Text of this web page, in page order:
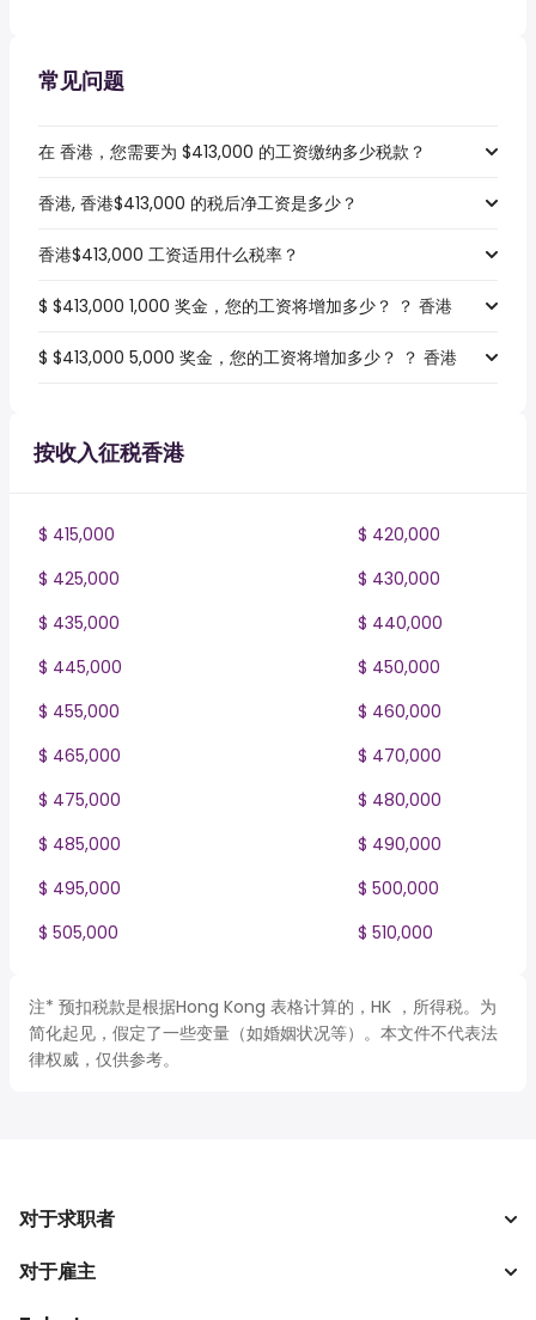
常见问题
在 香港，您需要为 $413,000 的工资缴纳多少税款？
香港, 香港$413,000 的税后净工资是多少？
香港$413,000 工资适用什么税率？
$ $413,000 1,000 奖金，您的工资将增加多少？ ？ 香港
$ $413,000 5,000 奖金，您的工资将增加多少？ ？ 香港
按收入征税香港
$ 415,000
$ 420,000
$ 425,000
$ 430,000
$ 435,000
$ 440,000
$ 445,000
$ 450,000
$ 455,000
$ 460,000
$ 465,000
$ 470,000
$ 475,000
$ 480,000
$ 485,000
$ 490,000
$ 495,000
$ 500,000
$ 505,000
$ 510,000
注* 预扣税款是根据Hong Kong 表格计算的，HK ，所得税。为
简化起见，假定了一些变量（如婚姻状况等）。本文件不代表法
律权威，仅供参考。
对于求职者
搜索工作
对于雇主